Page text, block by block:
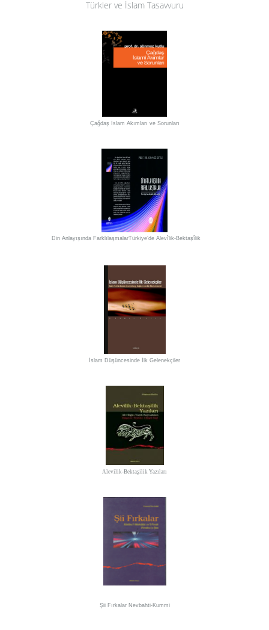
Türkler ve İslam Tasavvuru
Çağdaş İslam Akımları ve Sorunları
Din Anlayışında FarklılaşmalarTürkiye’de Alevîlik-Bektaşîlik
İslam Düşüncesinde İlk Gelenekçiler
Alevilik-Bektaşilik Yazıları
Şii Fırkalar Nevbahti-Kummi